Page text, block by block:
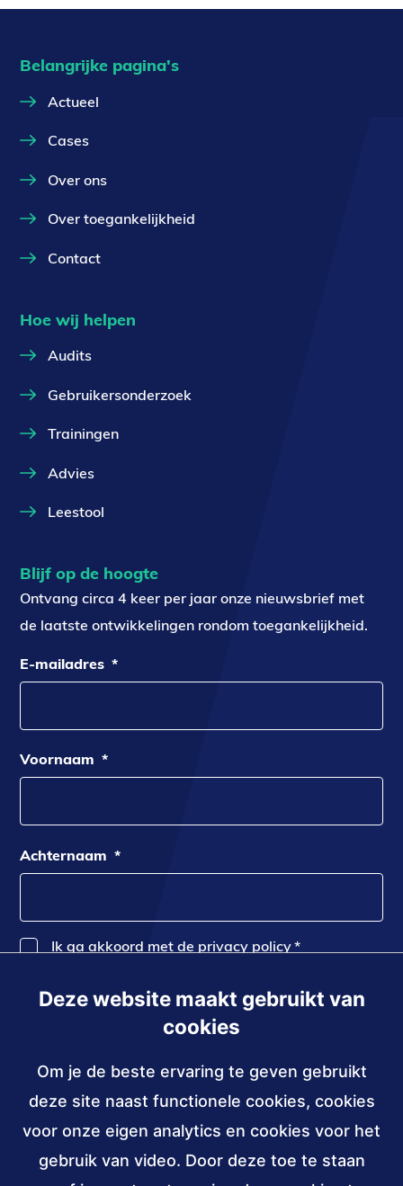
Deze website maakt gebruikt van
cookies
Om je de beste ervaring te geven gebruikt
deze site naast functionele cookies, cookies
voor onze eigen analytics en cookies voor het
gebruik van video. Door deze toe te staan
Belangrijke pagina's
Actueel
Cases
Over ons
Over toegankelijkheid
Contact
Hoe wij helpen
Audits
Gebruikersonderzoek
Trainingen
Advies
Leestool
Blijf op de hoogte
Ontvang circa 4 keer per jaar onze nieuwsbrief met
de laatste ontwikkelingen rondom toegankelijkheid.
E-mailadres *
Voornaam *
Achternaam *
Ik ga akkoord met de privacy policy*
Inschrijven
Contact
030 - 239 82 70
info@accessibility.nl (verzendt